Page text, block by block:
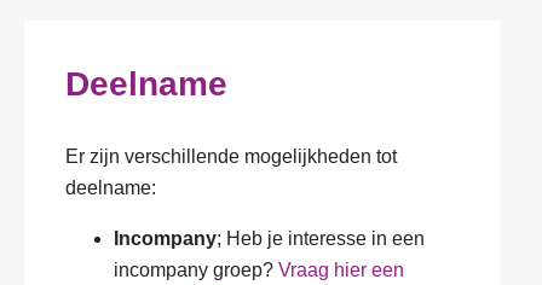
Deelname
Er zijn verschillende mogelijkheden tot
deelname:
Incompany; Heb je interesse in een
incompany groep? Vraag hier een